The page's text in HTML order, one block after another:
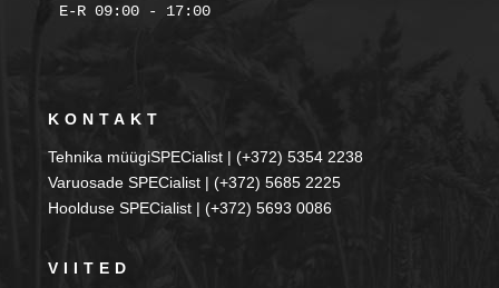
E-R 09:00 - 17:00
KONTAKT
Tehnika müügiSPECialist | (+372) 5354 2238
Varuosade SPECialist | (+372) 5685 2225
Hoolduse SPECialist | (+372) 5693 0086
VIITED